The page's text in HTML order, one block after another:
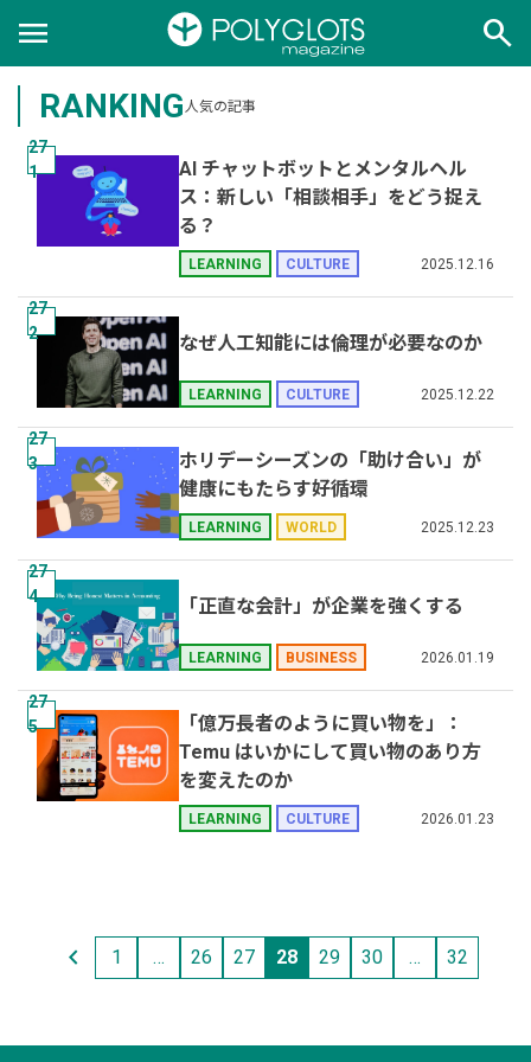
menu search
RANKING 人気の記事
27
1
AI チャットボットとメンタルヘル
ス：新しい「相談相手」をどう捉え
る？
LEARNING CULTURE 2025.12.16
27
2
なぜ人工知能には倫理が必要なのか
LEARNING CULTURE 2025.12.22
27
3
ホリデーシーズンの「助け合い」が
健康にもたらす好循環
LEARNING WORLD 2025.12.23
27
4
「正直な会計」が企業を強くする
LEARNING BUSINESS 2026.01.19
27
5
「億万長者のように買い物を」：
Temu はいかにして買い物のあり方
を変えたのか
LEARNING CULTURE 2026.01.23
投稿ナビゲーション
1 … 26 27 28 29 30 … 32